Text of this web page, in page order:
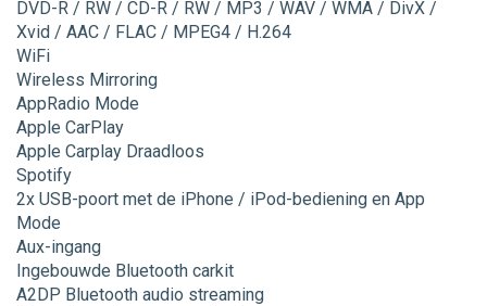
DVD-R / RW / CD-R / RW / MP3 / WAV / WMA / DivX /
Xvid / AAC / FLAC / MPEG4 / H.264
WiFi
Wireless Mirroring
AppRadio Mode
Apple CarPlay
Apple Carplay Draadloos
Spotify
2x USB-poort met de iPhone / iPod-bediening en App
Mode
Aux-ingang
Ingebouwde Bluetooth carkit
A2DP Bluetooth audio streaming